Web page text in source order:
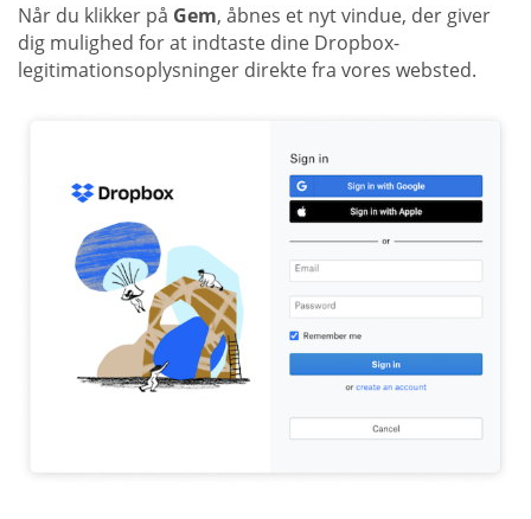
Når du klikker på Gem, åbnes et nyt vindue, der giver
dig mulighed for at indtaste dine Dropbox-
legitimationsoplysninger direkte fra vores websted.